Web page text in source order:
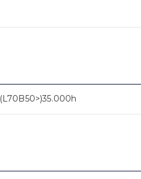
(L70B50>)35.000h